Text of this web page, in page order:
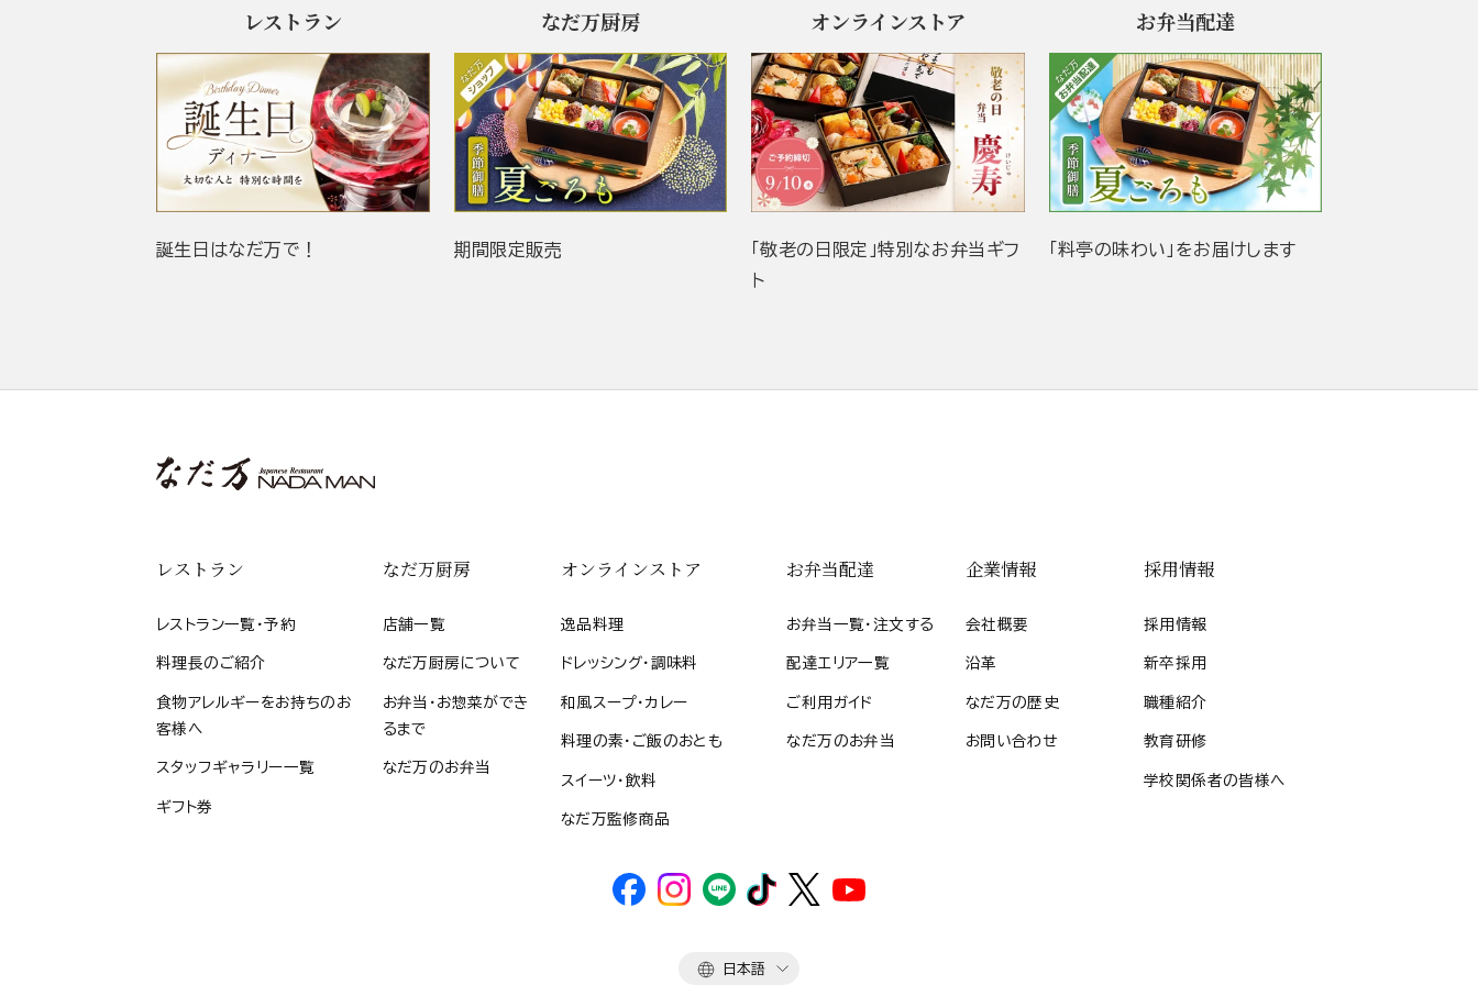
レストラン
誕生日はなだ万で！
なだ万厨房
期間限定販売
オンラインストア
「敬老の日限定」特別なお弁当ギフ
ト
お弁当配達
「料亭の味わい」をお届けします
レストラン
レストラン一覧・予約
料理長のご紹介
食物アレルギーをお持ちのお
客様へ
スタッフギャラリー一覧
ギフト券
なだ万厨房
店舗一覧
なだ万厨房について
お弁当・お惣菜ができ
るまで
なだ万のお弁当
オンラインストア
逸品料理
ドレッシング・調味料
和風スープ・カレー
料理の素・ご飯のおとも
スイーツ・飲料
なだ万監修商品
お弁当配達
お弁当一覧・注文する
配達エリア一覧
ご利用ガイド
なだ万のお弁当
企業情報
会社概要
沿革
なだ万の歴史
お問い合わせ
採用情報
採用情報
新卒採用
職種紹介
教育研修
学校関係者の皆様へ
言 日本語